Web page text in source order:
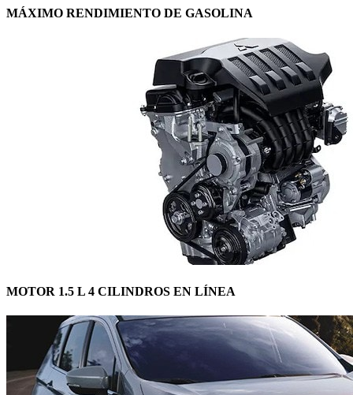
MÁXIMO RENDIMIENTO DE GASOLINA
MOTOR 1.5 L 4 CILINDROS EN LÍNEA